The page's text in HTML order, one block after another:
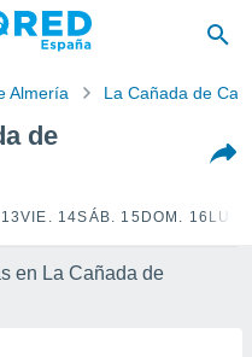
Almería La Cañada de
de
VIE. 14SÁB. 15 DOM. 16
en La Cañada de